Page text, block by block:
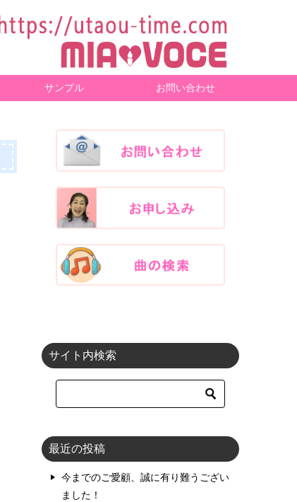
サンプル お問い合わせ
サイト内検索
最近の投稿
今までのご愛顧、誠に有り難うござい
ました！